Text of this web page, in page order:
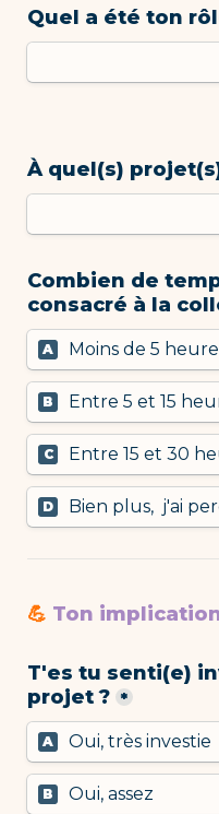
Quel a été ton
À quel(s)
Combien de
consacré à la
A Moins de 5
B
C Entre 15 et 30
D Bien plus,  j'ai
💪 Ton
T'es tu senti(e)
projet ? *
A Oui, très investie
B Oui, assez